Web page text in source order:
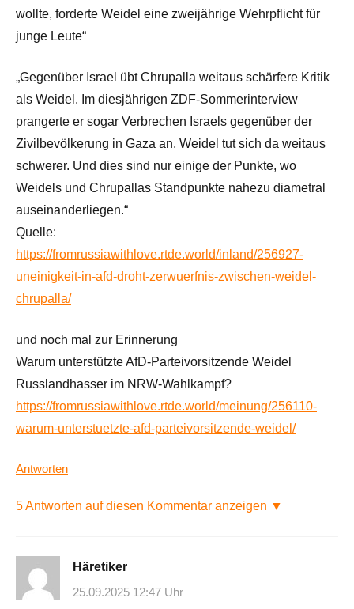
wollte, forderte Weidel eine zweijährige Wehrpflicht für
junge Leute“
„Gegenüber Israel übt Chrupalla weitaus schärfere Kritik
als Weidel. Im diesjährigen ZDF-Sommerinterview
prangerte er sogar Verbrechen Israels gegenüber der
Zivilbevölkerung in Gaza an. Weidel tut sich da weitaus
schwerer. Und dies sind nur einige der Punkte, wo
Weidels und Chrupallas Standpunkte nahezu diametral
auseinanderliegen.“
Quelle:
https://fromrussiawithlove.rtde.world/inland/256927-
uneinigkeit-in-afd-droht-zerwuerfnis-zwischen-weidel-
chrupalla/
und noch mal zur Erinnerung
Warum unterstützte AfD-Parteivorsitzende Weidel
Russlandhasser im NRW-Wahlkampf?
https://fromrussiawithlove.rtde.world/meinung/256110-
warum-unterstuetzte-afd-parteivorsitzende-weidel/
Antworten
5 Antworten auf diesen Kommentar anzeigen ▼
Häretiker
25.09.2025 12:47 Uhr